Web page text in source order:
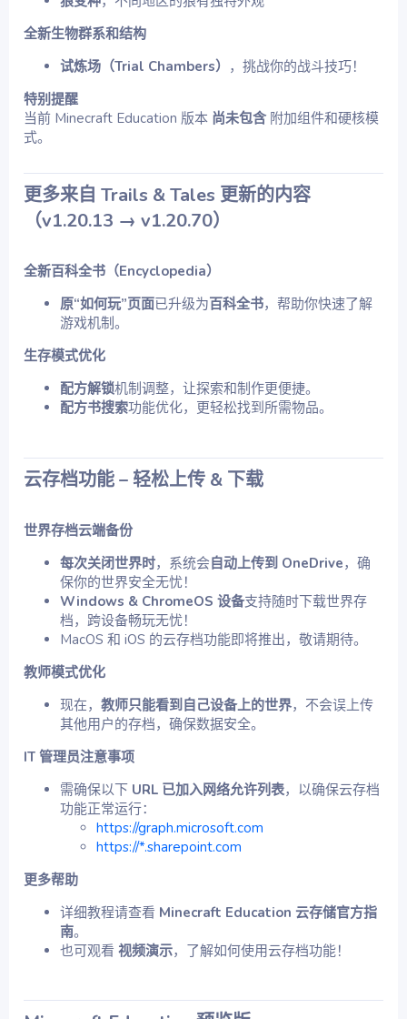
全新生物群系和结构
试炼场（Trial Chambers） ，挑战你的战斗技巧！
特别提醒
当前 Minecraft Education 版本 尚未包含附加组件和硬核模
式。
更多来自 Trails & Tales 更新的内容
（v1.20.13 → v1.20.70）​
全新百科全书（Encyclopedia）
原“如何玩”页面已升级为百科全书，帮助你快速了解
游戏机制。
生存模式优化
配方解锁机制调整，让探索和制作更便捷。
配方书搜索功能优化，更轻松找到所需物品。
云存档功能 – 轻松上传 & 下载
世界存档云端备份
每次关闭世界时，系统会自动上传到 OneDrive，确
保你的世界安全无忧！
Windows & ChromeOS 设备支持随时下载世界存
档，跨设备畅玩无忧！
MacOS 和 iOS 的云存档功能即将推出，敬请期待。
教师模式优化
现在， 教师只能看到自己设备上的世界，不会误上传
其他用户的存档，确保数据安全。
IT 管理员注意事项
需确保以下 URL 已加入网络允许列表，以确保云存档
功能正常运行：
https://graph.microsoft.com
https://*.sharepoint.com
更多帮助
详细教程请查看 Minecraft Education 云存储官方指
南。
也可观看 视频演示，了解如何使用云存档功能！